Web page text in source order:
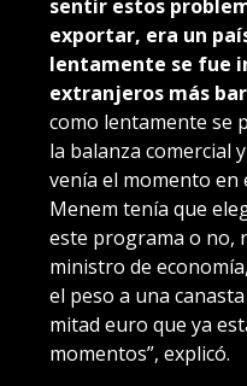
sentir estos
exportar, era un
lentamente se fue
extranjeros más
como lentamente se
la balanza comercial
venía el momento en
Menem tenía que
este programa o no,
ministro de
el peso a una
mitad euro que ya
momentos”, explicó.